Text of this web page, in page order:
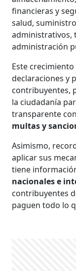
financieras y
salud,
administrativos,
administración
Este
declaraciones y
contribuyentes,
la ciudadanía
transparente
multas y
Asimismo,
aplicar sus
tiene
nacionales e
contribuyentes
paguen todo lo